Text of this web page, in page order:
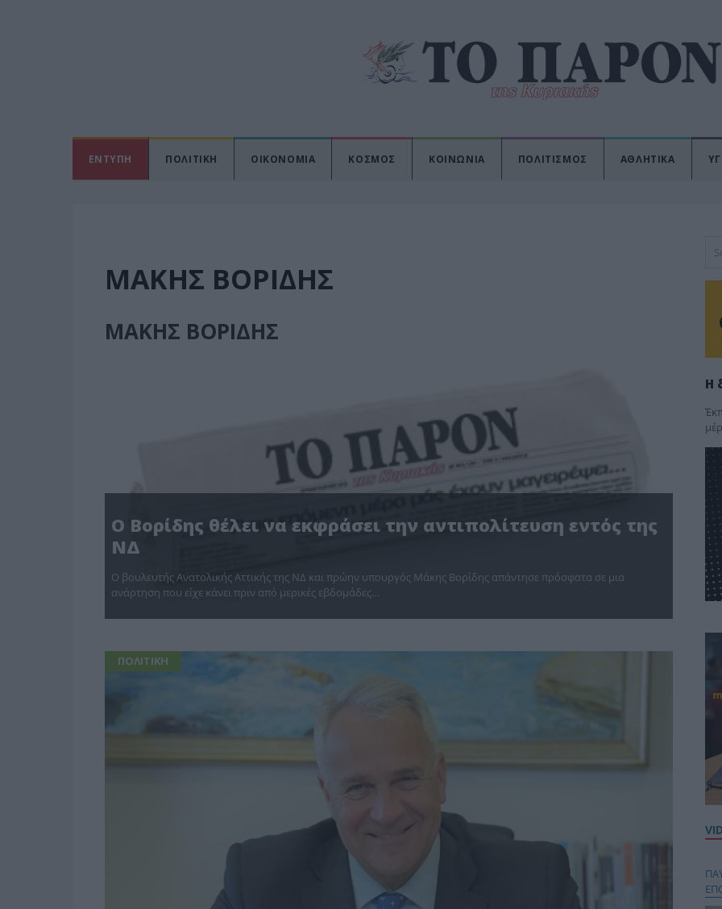
ΕΝΤΥΠΗ ΠΟΛΙΤΙΚΗ ΟΙΚΟΝΟΜΙΑ ΚΟΣΜΟΣ ΚΟΙΝΩΝΙΑ ΠΟΛΙΤΙΣΜΟΣ ΑΘΛΗΤΙΚΑ
ΜΑΚΗΣ ΒΟΡΙΔΗΣ
ΜΑΚΗΣ ΒΟΡΙΔΗΣ
Ο Βορίδης θέλει να εκφράσει την αντιπολίτευση εντός της
ΝΔ
O βουλευτής Ανατολικής Αττικής της ΝΔ και πρώην υπουργός Μάκης Βορίδης α­πάντησε πρόσφατα σε μια
ανάρτηση που είχε κάνει πριν από μερικές εβδομάδες…
ΠΟΛΙΤΙΚΗ
Η